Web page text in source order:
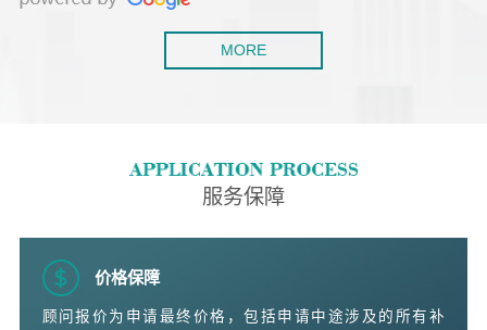
MORE
服务保障
价格保障
顾问报价为申请最终价格，包括申请中途涉及的所有补